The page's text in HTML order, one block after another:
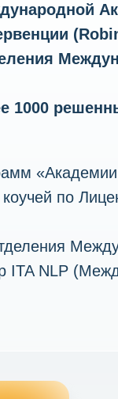
1000
«Академии
по
ITA NLP